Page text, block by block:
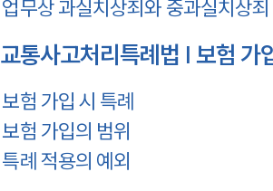
업무상 과실치상죄와 중과실치상죄
교통사고처리특례법 | 보험 가
보험 가입 시 특례
보험 가입의 범위
특례 적용의 예외